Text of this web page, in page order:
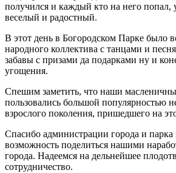
получился и каждый кто на него
веселый и радостный.
В этот день в Богородском Парке было
народного коллектива с танцами и
забавы с призами да подарками ну и
угощения.
Спешим заметить, что наши
пользовались большой популярностью
взрослого поколения, пришедшего на
Спасибо администрации города и парка
возможность поделиться нашими
города. Надеемся на дельнейшее
сотрудничество.